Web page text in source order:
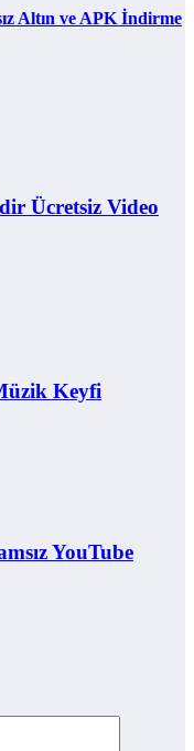
Altın ve APK İndirme
Ücretsiz Video
Keyfi
YouTube